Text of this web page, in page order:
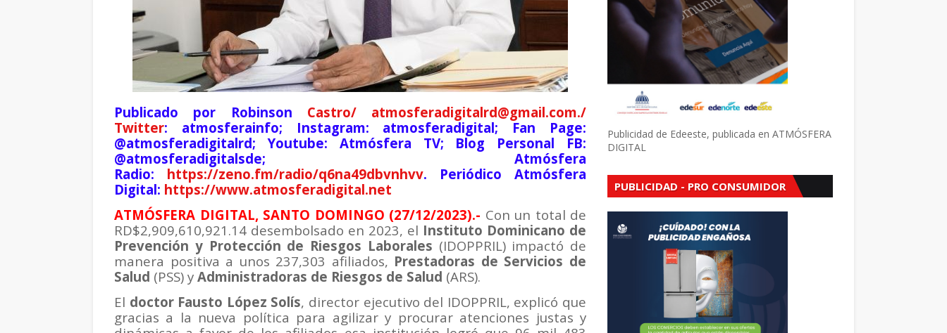
Publicado por Robinson Castro/ atmosferadigitalrd@gmail.com./
Twitter: atmosferainfo; Instagram: atmosferadigital; Fan Page:
@atmosferadigitalrd; Youtube: Atmósfera TV; Blog Personal FB:
@atmosferadigitalsde; Atmósfera
Radio: https://zeno.fm/radio/q6na49dbvnhvv. Periódico Atmósfera
Digital: https://www.atmosferadigital.net
ATMÓSFERA DIGITAL, SANTO DOMINGO (27/12/2023).- Con un total de
RD$2,909,610,921.14 desembolsado en 2023, el Instituto Dominicano de
Prevención y Protección de Riesgos Laborales (IDOPPRIL) impactó de
manera positiva a unos 237,303 afiliados, Prestadoras de Servicios de
Salud (PSS) y Administradoras de Riesgos de Salud (ARS).
El doctor Fausto López Solís, director ejecutivo del IDOPPRIL, explicó que
gracias a la nueva política para agilizar y procurar atenciones justas y
Publicidad de Edeeste, publicada en ATMÓSFERA
DIGITAL
PUBLICIDAD - PRO CONSUMIDOR